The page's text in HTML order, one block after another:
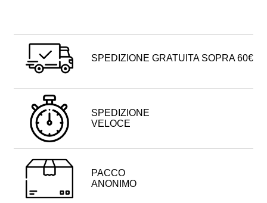
SPEDIZIONE GRATUITA SOPRA 60€
SPEDIZIONE
VELOCE
PACCO
ANONIMO